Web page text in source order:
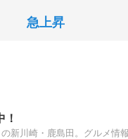
急上昇
新川崎・鹿島田。グルメ情